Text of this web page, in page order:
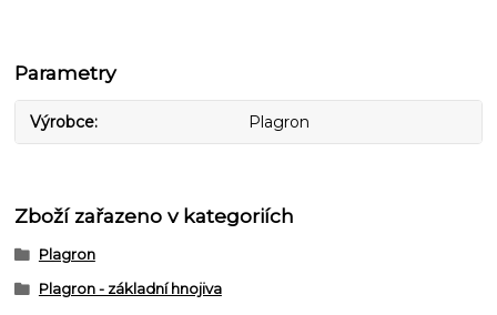
Parametry
Výrobce Plagron
Zboží zařazeno v kategoriích
Plagron
Plagron - základní hnojiva